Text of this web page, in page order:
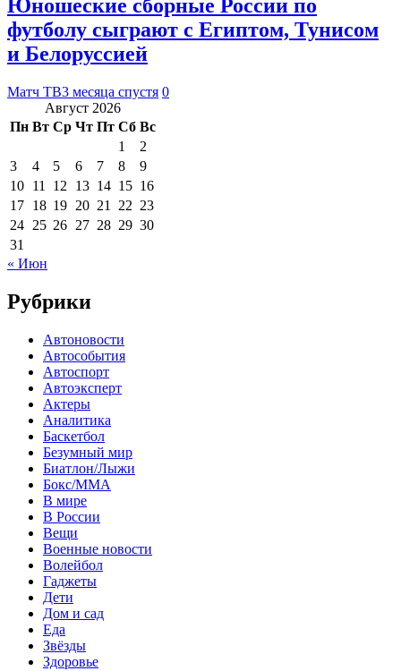
Юношеские сборные России по
футболу сыграют с Египтом, Тунисом
и Белоруссией
Матч ТВ3 месяца спустя 0
Август 2026
Пн Вт Ср Чт Пт Сб Вс
1
2
3
4 5 6 7 8
9
10 11 12 13 14 15 16
17 18 19 20 21 22 23
24 25 26 27 28 29 30
31
« Июн
Рубрики
Автоновости
Автособытия
Автоспорт
Автоэксперт
Актеры
Аналитика
Баскетбол
Безумный мир
Биатлон/Лыжи
Бокс/MMA
В мире
В России
Вещи
Военные новости
Волейбол
Гаджеты
Дети
Дом и сад
Еда
Звёзды
Здоровье